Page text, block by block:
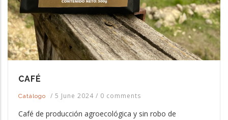
CAFÉ
Catálogo / 5 June 2024 / 0 comments
Café de producción agroecológica y sin robo de